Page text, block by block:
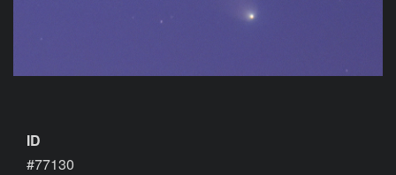
ID
#77130